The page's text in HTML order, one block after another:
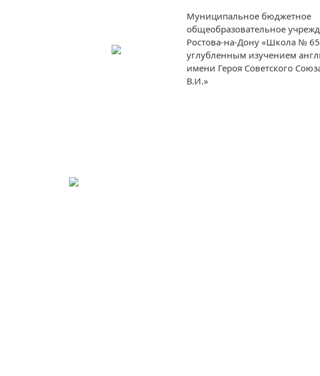
Муниципальное бюджетное
общеобразовательное
Ростова-на-Дону «Школа №
углубленным изучением
имени Героя Советского
В.И.»